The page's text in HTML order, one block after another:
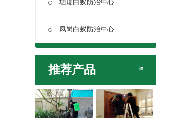
心塘厦白蚁防治中心
凤岗白蚁防治中心
推荐产品